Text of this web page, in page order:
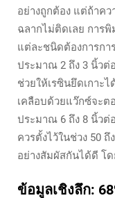
อย่างถูกต้อง แต่ถ้าค
ฉลากไม่ติดเลย การ
แต่ละชนิดต้องการกา
ประมาณ 2 ถึง 3 นิ้วต่
ช่วยให้เรซินยึดเกาะ
เคลือบด้วยแว๊กซ์จะต
ประมาณ 6 ถึง 8 นิ้วต่
ควรตั้งไว้ในช่วง 50
อย่างสัมผัสกันได้ดี โ
ข้อมูลเชิงลึก: